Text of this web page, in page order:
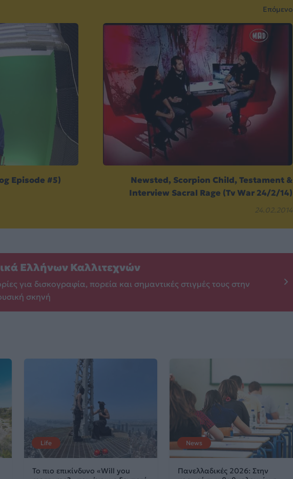
Episode #5)
Επόμενο
Νewsted, Scorpion Child, Testament &
Interview Sacral Rage (Tv War 24/2/14)
24.02.2014
Ελλήνων Καλλιτεχνών
για δισκογραφία, πορεία και σημαντικές στιγμές τους στην
σκηνή
Life
Το πιο επικίνδυνο «Will you
News
Πανελλαδικές 2026: Στην